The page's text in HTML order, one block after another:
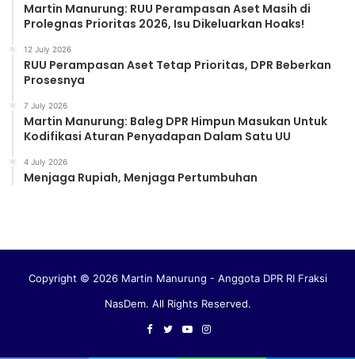
Martin Manurung: RUU Perampasan Aset Masih di
Prolegnas Prioritas 2026, Isu Dikeluarkan Hoaks!
12 July 2026
RUU Perampasan Aset Tetap Prioritas, DPR Beberkan
Prosesnya
7 July 2026
Martin Manurung: Baleg DPR Himpun Masukan Untuk
Kodifikasi Aturan Penyadapan Dalam Satu UU
4 July 2026
Menjaga Rupiah, Menjaga Pertumbuhan
Copyright © 2026 Martin Manurung - Anggota DPR RI Fraksi
NasDem. All Rights Reserved.
FacebookTwitterYouTubeInstagram